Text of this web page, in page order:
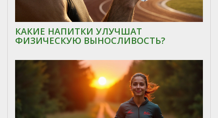
КАКИЕ НАПИТКИ УЛУЧШАТ
ФИЗИЧЕСКУЮ ВЫНОСЛИВОСТЬ?